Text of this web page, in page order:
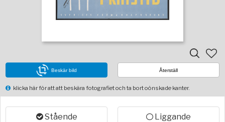
Beskär bild Återställ
klicka här för att att beskära fotografiet och ta bort oönskade kanter.
Stående Liggande